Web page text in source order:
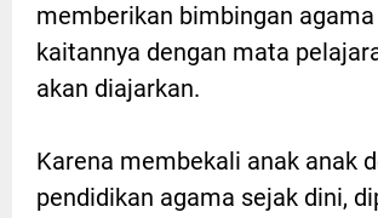
memberikan bimbingan agama
kaitannya dengan mata
akan diajarkan.
Karena membekali anak anak
pendidikan agama sejak dini,